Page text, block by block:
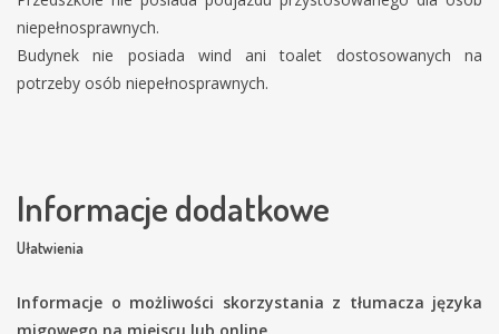
niepełnosprawnych.
Budynek nie posiada wind ani toalet dostosowanych na
potrzeby osób niepełnosprawnych.
Informacje dodatkowe
Ułatwienia
Informacje o możliwości skorzystania z tłumacza języka